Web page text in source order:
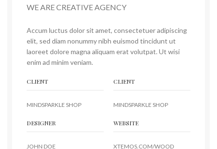
WE ARE CREATIVE AGENCY
Accum luctus dolor sit amet, consectetuer adipiscing
elit, sed diam nonummy nibh euismod tincidunt ut
laoreet dolore magna aliquam erat volutpat. Ut wisi
enim ad minim veniam.
CLIENT
MINDSPARKLE SHOP
CLIENT
MINDSPARKLE SHOP
DESIGNER
JOHN DOE
WEBSITE
XTEMOS.COM/WOOD